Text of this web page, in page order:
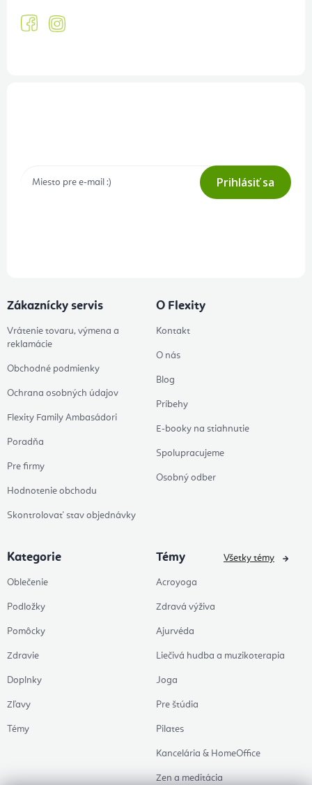
Prihlásiť sa
Zákaznícky servis
Vrátenie tovaru, výmena a
reklamácie
Obchodné podmienky
Ochrana osobných údajov
Flexity Family Ambasádori
Poradňa
Pre firmy
Hodnotenie obchodu
Skontrolovať stav objednávky
O Flexity
Kontakt
O nás
Blog
Príbehy
E-booky na stiahnutie
Spolupracujeme
Osobný odber
Kategorie
Oblečenie
Podložky
Pomôcky
Zdravie
Doplnky
Zľavy
Témy
Témy
Acroyoga
Zdravá výživa
Ajurvéda
Liečivá hudba a muzikoterapia
Joga
Pre štúdia
Pilates
Kancelária & HomeOffice
Zen a meditácia
Všetky témy